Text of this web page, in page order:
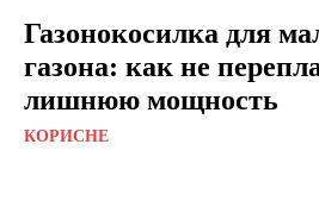
Газонокосилка для
газона: как не
лишнюю мощность
КОРИСНЕ